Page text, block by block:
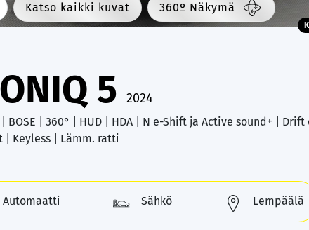
Katso kaikki kuvat 360º Näkymä
5 2024
| BOSE | 360° | HUD | HDA | N e-Shift ja Active sound+ |
Keyless | Lämm. ratti
Automaatti Sähkö
Lempäälä